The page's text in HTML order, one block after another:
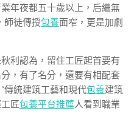
年夜都五十歲以上，后繼無
師徒傳授包養面窄，更是加劇
認為，留住工匠起首要有
，有了名分，還要有相配套
傳統建筑工藝和現代包養建筑
匠包養平台推薦人看到職業